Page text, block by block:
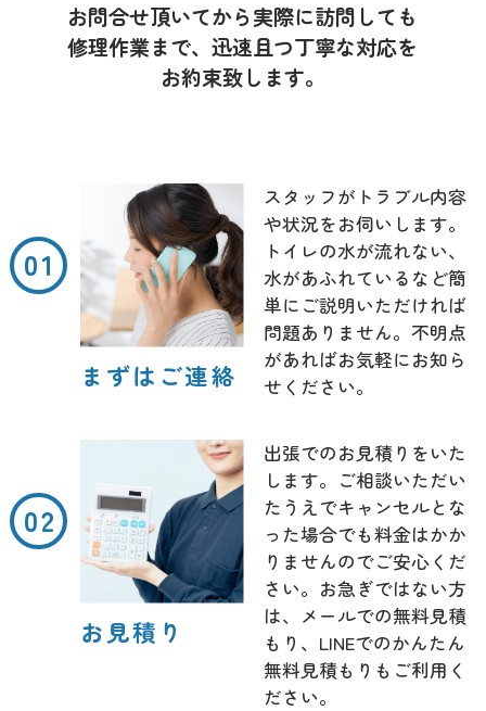
お問合せ頂いてから実際に訪問しても
修理作業まで、迅速且つ丁寧な対応を
お約束致します。
まずはご連絡
スタッフがトラブル内容
や状況をお伺いします。
トイレの水が流れない、
水があふれているなど簡
単にご説明いただければ
問題ありません。不明点
があればお気軽にお知ら
せください。
お見積り
出張でのお見積りをいた
します。ご相談いただい
たうえでキャンセルとな
った場合でも料金はかか
りませんのでご安心くだ
さい。お急ぎではない方
は、メールでの無料見積
もり、LINEでのかんたん
無料見積もりもご利用く
ださい。